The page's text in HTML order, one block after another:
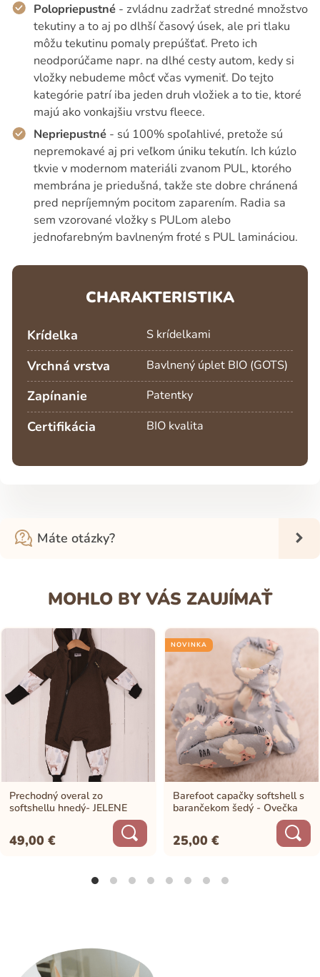
Polopriepustné- zvládnu zadržať stredné množstvo
tekutiny a to aj po dlhší časový úsek, ale pri tlaku
môžu tekutinu pomaly prepúšťať. Preto ich
neodporúčame napr. na dlhé cesty autom, kedy si
vložky nebudeme môcť včas vymeniť. Do tejto
kategórie patrí iba jeden druh vložiek a to tie, ktoré
majú ako vonkajšiu vrstvu fleece.
Nepriepustné- sú 100% spoľahlivé, pretože sú
nepremokavé aj pri veľkom úniku tekutín. Ich kúzlo
tkvie v modernom materiáli zvanom PUL, ktorého
membrána je priedušná, takže ste dobre chránená
pred nepríjemným pocitom zaparením. Radia sa
sem vzorované vložky s PULom alebo
jednofarebným bavlneným froté s PUL lamináciou.
CHARAKTERISTIKA
Krídelka S krídelkami
Vrchná vrstva Bavlnený úplet BIO (GOTS)
Zapínanie Patentky
Certifikácia BIO kvalita
Máte otázky?
MOHLO BY VÁS ZAUJÍMAŤ
Prechodný overal zo
softshellu hnedý- JELENE
49,00€
NOVINKA
Barefoot capačky softshell s
barančekom šedý - Ovečka
25,00€